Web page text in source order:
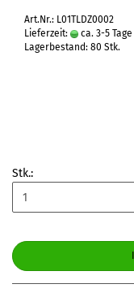
Art.Nr.: L01TLDZ0002
Lieferzeit:
ca. 3-5 Tage
Lagerbestand: 80 Stk.
Stk.: